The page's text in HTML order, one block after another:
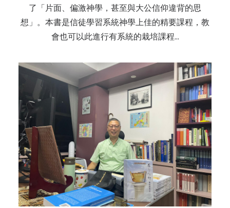
了「片面、偏激神學，甚至與大公信仰違背的思
想」。本書是信徒學習系統神學上佳的精要課程，教
會也可以此進行有系統的栽培課程…